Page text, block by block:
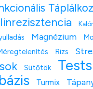
Magnézium
Rizs
Sütőtök
Turmix